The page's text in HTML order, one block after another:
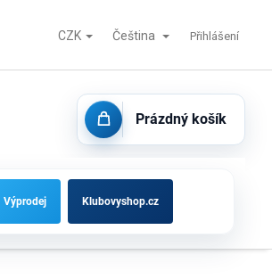
a vybavení hřišť Kontakty
CZK Čeština Přihlášení
NÁKUPNÍ
KOŠÍK
Prázdný košík
Výprodej Klubovyshop.cz